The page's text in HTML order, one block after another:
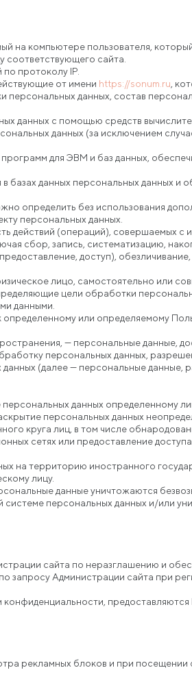
на компьютере пользователя,
соответствующего сайта.
протоколу IP.
от имени https://sonum.ru ,
персональных данных, состав
данных с помощью средств
данных (за исключением
для ЭВМ и баз данных,
данных персональных данных и
определить без использования
персональных данных.
действий (операций), совершаемых с
сбор, запись, систематизацию,
доступ),
лицо, самостоятельно или
цели обработки
данными.
или определяемому
— персональные данные,
персональных данных,
(далее — персональные данные,
данных определенному
персональных данных
круга лиц, в том числе
сетях или предоставление
на территорию иностранного
лицу.
данные уничтожаются
персональных данных и/или
сайта по неразглашению и
запросу Администрации сайта при
предоставляются
рекламных блоков и при посещении